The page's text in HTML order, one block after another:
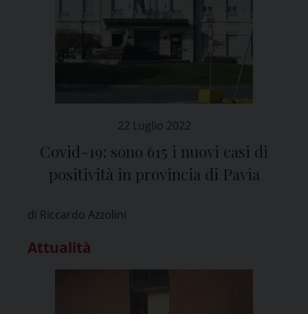
22 Luglio 2022
Covid-19: sono 615 i nuovi casi di
positività in provincia di Pavia
di Riccardo Azzolini
Attualità